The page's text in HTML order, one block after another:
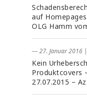
auf
OLG Hamm
― 27. Januar 2016 |
Kein
Produktcovers
27.07.2015 –